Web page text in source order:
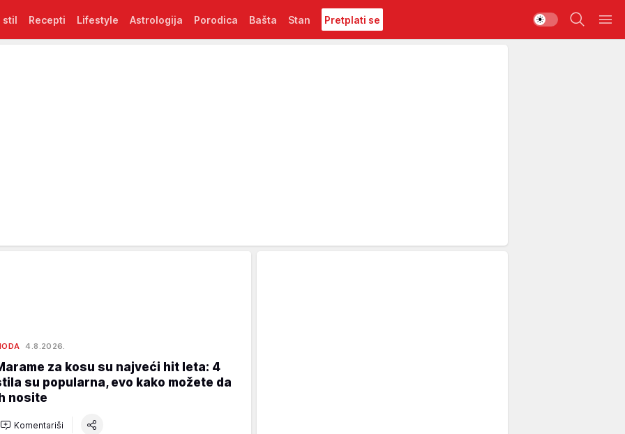
stil Recepti Lifestyle Astrologija Porodica Bašta Stan Pretplati se
4.8.2026.
za kosu su najveći hit leta: 4
su popularna, evo kako možete da
nosite
Komentariši